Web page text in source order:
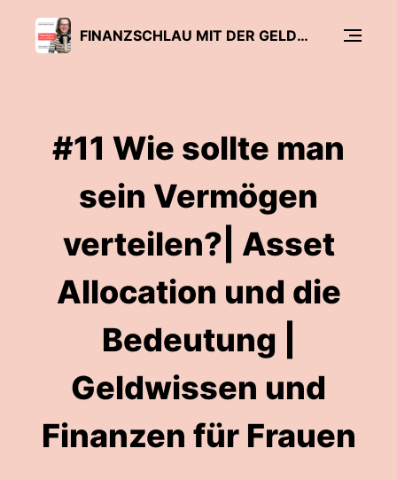
FINANZSCHLAU MIT DER GELDFRAU | FRAUEN KÖNNEN FINANZEN!
#11 Wie sollte man
sein Vermögen
verteilen?| Asset
Allocation und die
Bedeutung |
Geldwissen und
Finanzen für Frauen